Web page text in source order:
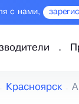
с нами,
Красноярск